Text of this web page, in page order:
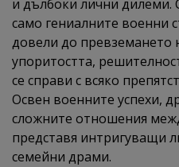
и дълбоки лични дилеми.
само гениалните военни
довели до превземането
упоритостта,
се справи с всяко
Освен военните успехи,
сложните отношения
представя интригуващи
семейни драми.